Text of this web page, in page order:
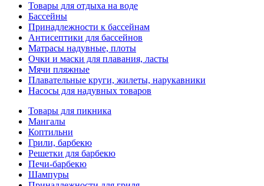
Товары для отдыха на воде
Бассейны
Принадлежности к бассейнам
Антисептики для бассейнов
Матраcы надувные, плоты
Очки и маски для плавания, ласты
Мячи пляжные
Плавательные круги, жилеты, нарукавники
Насосы для надувных товаров
Товары для пикника
Мангалы
Коптильни
Грили, барбекю
Решетки для барбекю
Печи-барбекю
Шампуры